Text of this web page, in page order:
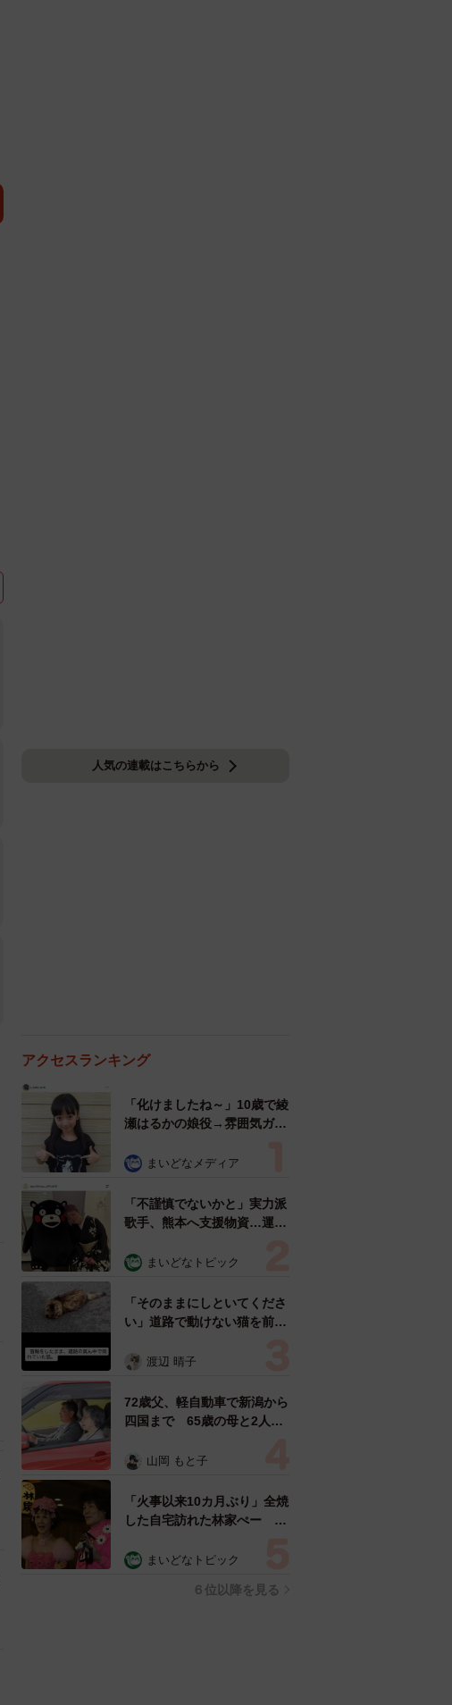
人気の連載はこちらから
アクセスランキング
「化けましたね～」10歳で綾
瀬はるかの娘役→雰囲気ガラ
雰囲気が」「宝塚に入れそ
まいどなメディア
「不謹慎でないかと」実力派
歌手、熊本へ支援物資…運搬
めらい 「痛いほど伝わる」
まいどなトピック
「そのままにしといてくださ
い」道路で動けない猫を前に
ようとした4日間 「命の重
表の訴え
渡辺 晴子
72歳父、軽自動車で新潟から
四国まで 65歳の母と2人で
憩まで分刻み… 「大学生で
山岡 もと子
「火事以来10カ月ぶり」全焼
した自宅訪れた林家ぺー 内
ン状態の部屋に呆然
まいどなトピック
６位以降を見る